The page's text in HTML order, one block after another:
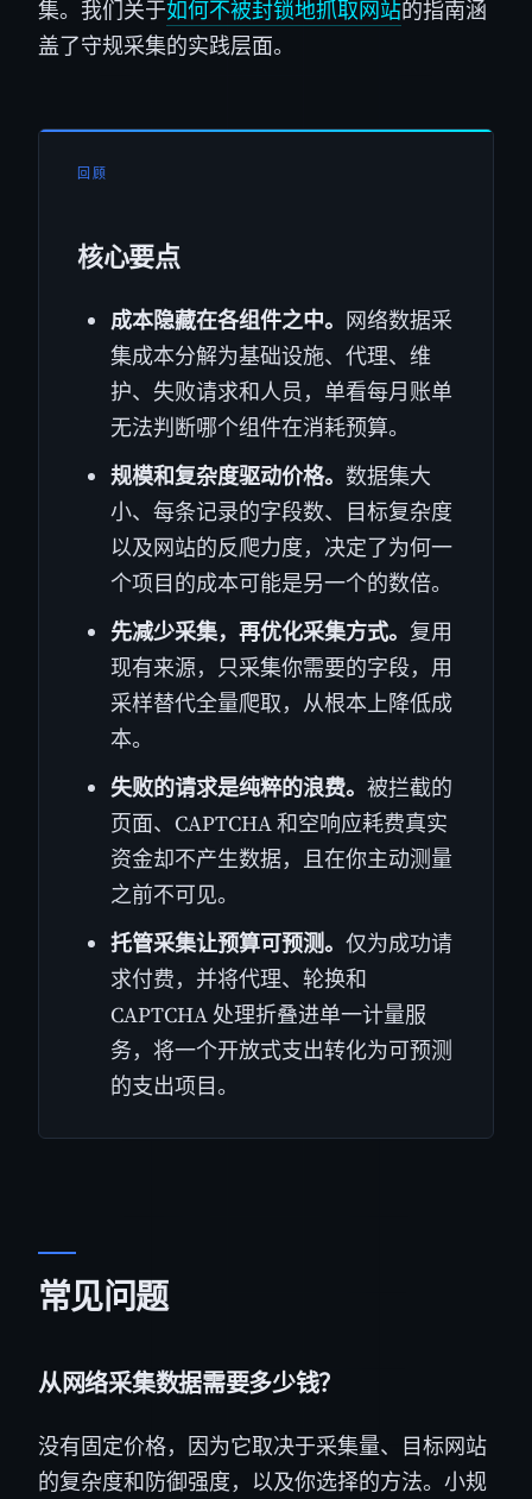
集。我们关于如何不被封锁地抓取网站的指南涵
盖了守规采集的实践层面。
回顾
核心要点
成本隐藏在各组件之中。 网络数据采
集成本分解为基础设施、代理、维
护、失败请求和人员，单看每月账单
无法判断哪个组件在消耗预算。
规模和复杂度驱动价格。 数据集大
小、每条记录的字段数、目标复杂度
以及网站的反爬力度，决定了为何一
个项目的成本可能是另一个的数倍。
先减少采集，再优化采集方式。 复用
现有来源，只采集你需要的字段，用
采样替代全量爬取，从根本上降低成
本。
失败的请求是纯粹的浪费。 被拦截的
页面、CAPTCHA 和空响应耗费真实
资金却不产生数据，且在你主动测量
之前不可见。
托管采集让预算可预测。 仅为成功请
求付费，并将代理、轮换和
CAPTCHA 处理折叠进单一计量服
务，将一个开放式支出转化为可预测
的支出项目。
常见问题
从网络采集数据需要多少钱？
没有固定价格，因为它取决于采集量、目标网站
的复杂度和防御强度，以及你选择的方法。小规